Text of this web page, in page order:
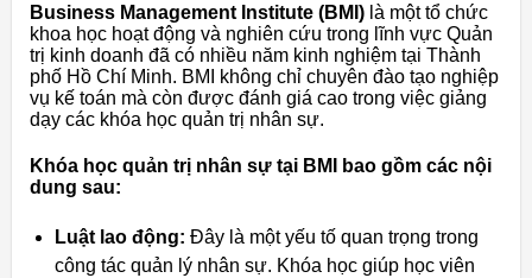
Business Management Institute (BMI) là một tổ chức
khoa học hoạt động và nghiên cứu trong lĩnh vực Quản
trị kinh doanh đã có nhiều năm kinh nghiệm tại Thành
phố Hồ Chí Minh. BMI không chỉ chuyên đào tạo nghiệp
vụ kế toán mà còn được đánh giá cao trong việc giảng
dạy các khóa học quản trị nhân sự.
Khóa học quản trị nhân sự tại BMI bao gồm các nội
dung sau:
Luật lao động: Đây là một yếu tố quan trọng trong
công tác quản lý nhân sự. Khóa học giúp học viên